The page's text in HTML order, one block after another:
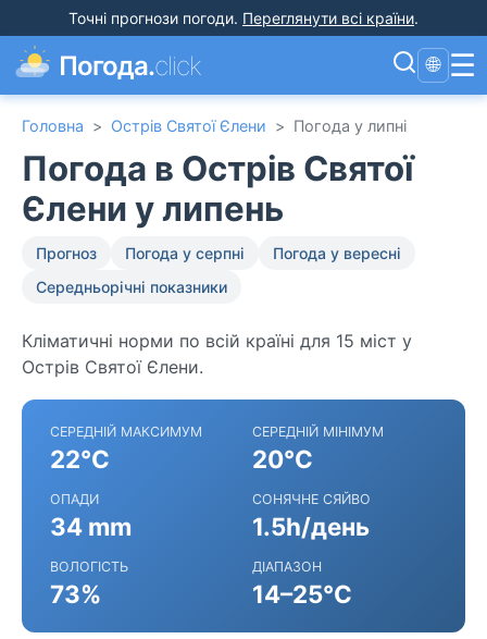
Точні прогнози погоди. Переглянути всі країни.
Погода.click 🌐 ☰
Головна > Острів Святої Єлени > Погода у липні
Погода в Острів Святої
Єлени у липень
Прогноз Погода у серпні
Погода у вересні
Середньорічні показники
Кліматичні норми по всій країні для 15 міст у
Острів Святої Єлени.
СЕРЕДНІЙ МАКСИМУМ
22°C
СЕРЕДНІЙ МІНІМУМ
20°C
ОПАДИ
34 mm
СОНЯЧНЕ СЯЙВО
1.5h/день
ВОЛОГІСТЬ
73%
ДІАПАЗОН
14–25°C